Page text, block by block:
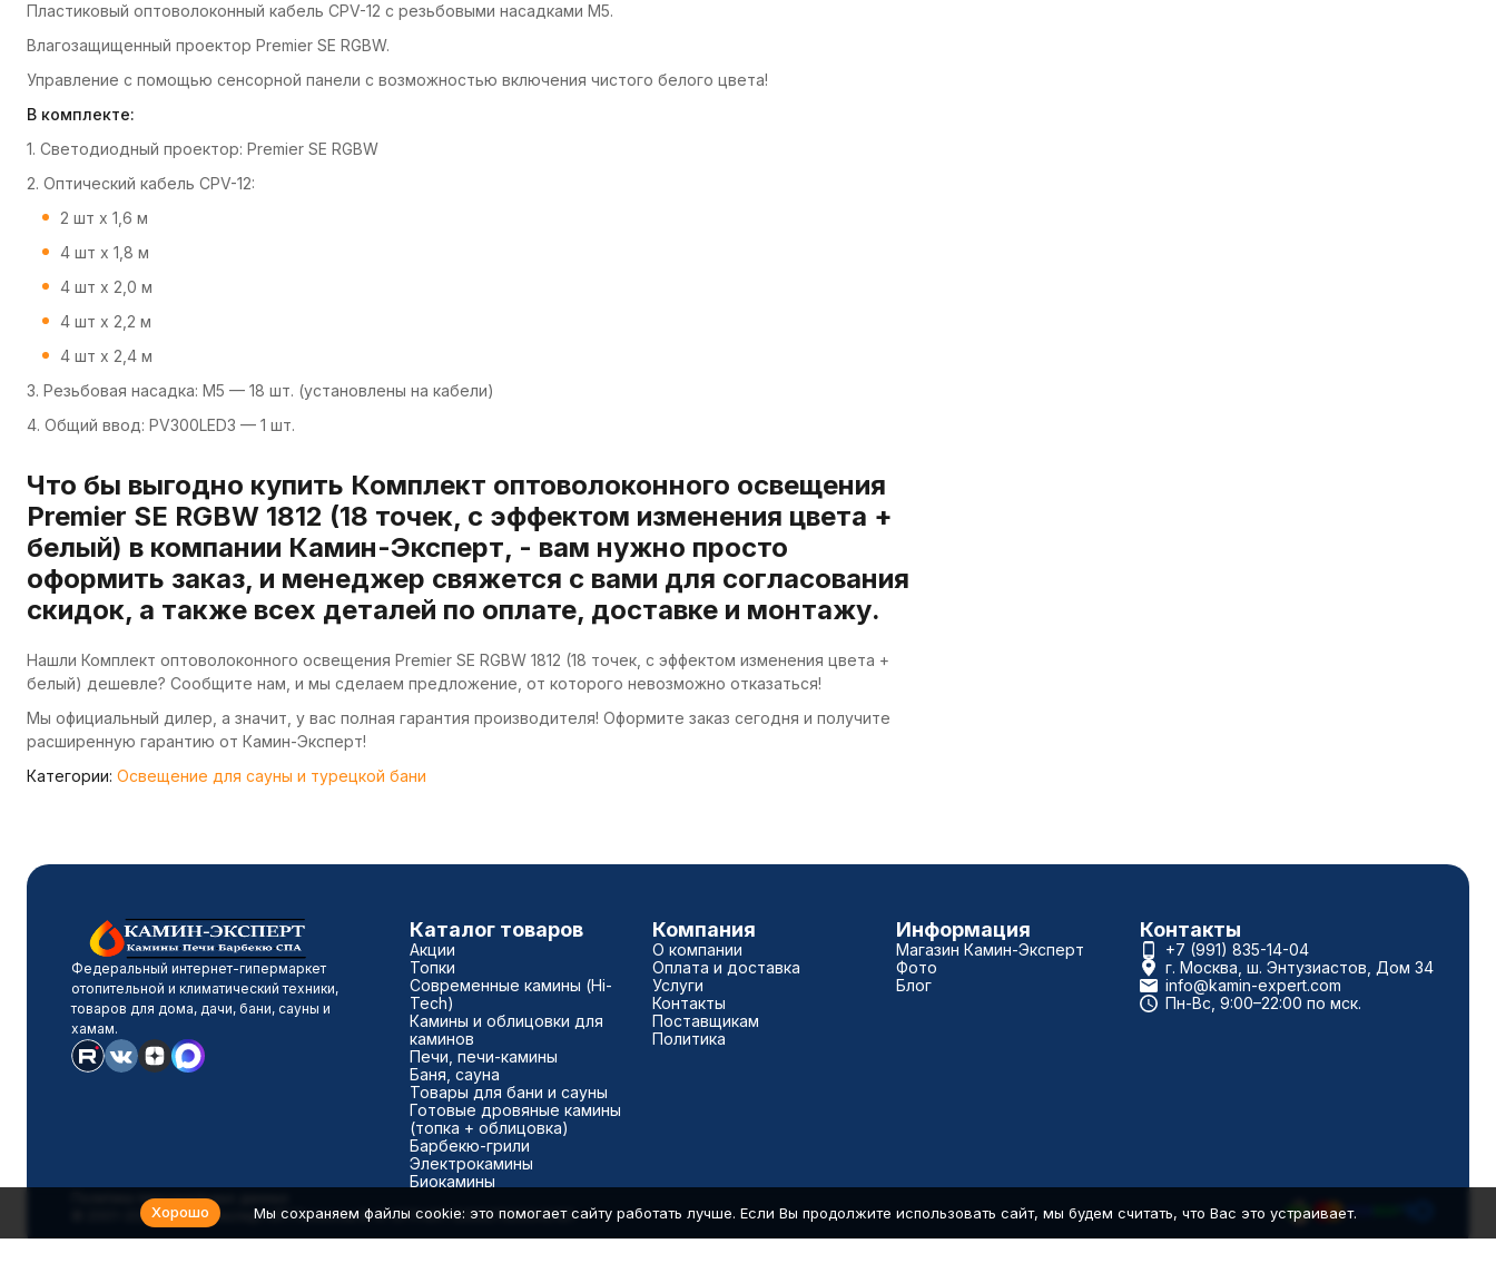
Пластиковый оптоволоконный кабель CPV-12 с резьбовыми насадками М5.
Влагозащищенный проектор Premier SE RGBW.
Управление с помощью сенсорной панели с возможностью включения чистого белого цвета!
В комплекте:
1. Светодиодный проектор: Premier SE RGBW
2. Оптический кабель CPV-12:
2 шт х 1,6 м
4 шт х 1,8 м
4 шт х 2,0 м
4 шт х 2,2 м
4 шт х 2,4 м
3. Резьбовая насадка: M5 — 18 шт. (установлены на кабели)
4. Общий ввод: PV300LED3 — 1 шт.
Что бы выгодно купить Комплект оптоволоконного освещения
Premier SE RGBW 1812 (18 точек, с эффектом изменения цвета +
белый) в компании Камин-Эксперт, - вам нужно просто
оформить заказ, и менеджер свяжется с вами для согласования
скидок, а также всех деталей по оплате, доставке и монтажу.
Нашли Комплект оптоволоконного освещения Premier SE RGBW 1812 (18 точек, с эффектом изменения цвета +
белый) дешевле? Сообщите нам, и мы сделаем предложение, от которого невозможно отказаться!
Мы официальный дилер, а значит, у вас полная гарантия производителя! Оформите заказ сегодня и получите
расширенную гарантию от Камин-Эксперт!
Категории: Освещение для сауны и турецкой бани
Федеральный интернет-гипермаркет
отопительной и климатический техники,
товаров для дома, дачи, бани, сауны и
хамам.
Каталог товаров
Акции
Топки
Современные камины (Hi-
Tech)
Камины и облицовки для
каминов
Печи, печи-камины
Баня, сауна
Товары для бани и сауны
Готовые дровяные камины
(топка + облицовка)
Барбекю-грили
Электрокамины
Биокамины
Компания
О компании
Оплата и доставка
Услуги
Контакты
Поставщикам
Политика
Информация
Магазин Камин-Эксперт
Фото
Блог
Контакты
+7 (991) 835-14-04
г. Москва, ш. Энтузиастов, Дом 34
info@kamin-expert.com
Пн-Вс, 9:00–22:00 по мск.
Политика персональных данных
© 2001-2026 Камин-Эксперт ИП Понюхов В. А. ОГРНИП 326527500040181
Хорошо Мы сохраняем файлы cookie: это помогает сайту работать лучше. Если Вы продолжите использовать сайт, мы будем считать, что Вас это устраивает.